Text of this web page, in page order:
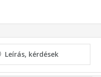
Leírás, kérdések